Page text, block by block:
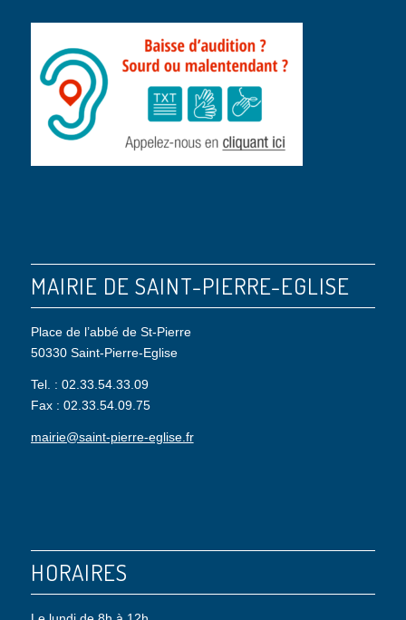
MAIRIE DE SAINT-PIERRE-EGLISE
Place de l’abbé de St-Pierre
50330 Saint-Pierre-Eglise
Tel. : 02.33.54.33.09
Fax : 02.33.54.09.75
mairie@saint-pierre-eglise.fr
HORAIRES